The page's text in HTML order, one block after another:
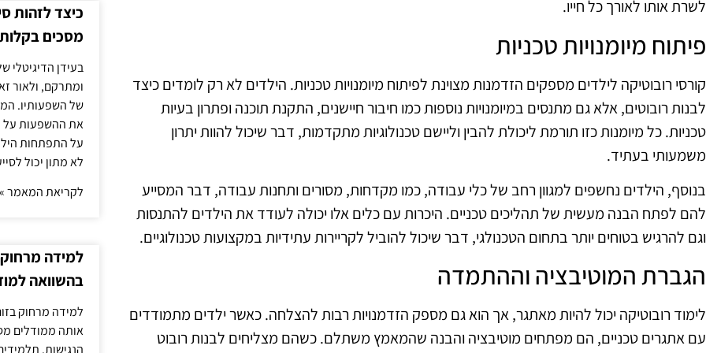
לשרת אותו לאורך כל חייו.
פיתוח מיומנויות טכניות
קורסי רובוטיקה לילדים מספקים הזדמנות מצוינת לפיתוח מיומנויות טכניות. הילדים לא רק לומדים כיצד
לבנות רובוטים, אלא גם מתנסים במיומנויות נוספות כמו חיבור חיישנים, התקנת תוכנה ופתרון בעיות
טכניות. כל מיומנות כזו תורמת ליכולת להבין וליישם טכנולוגיות מתקדמות, דבר שיכול להוות יתרון
משמעותי בעתיד.
בנוסף, הילדים נחשפים למגוון רחב של כלי עבודה, כמו מקדחות, מסורים ותחנות עבודה, דבר המסייע
להם לפתח הבנה מעשית של תהליכים טכניים. היכרות עם כלים אלו יכולה לעודד את הילדים להתנסות
וגם להרגיש בטוחים יותר בתחום הטכנולגי, דבר שיכול להוביל לקריירות עתידיות במקצועות טכנולוגיים.
הגברת המוטיבציה וההתמדה
לימוד רובוטיקה יכול להיות מאתגר, אך הוא גם מספק הזדמנויות רבות להצלחה. כאשר ילדים מתמודדים
עם אתגרים טכניים, הם מפתחים מוטיבציה והבנה שהמאמץ משתלם. כשהם מצליחים לבנות רובוט
כיצד לזהות
מסכים בקלות
בעידן הדיגיטלי
ומתרקם, ולאור
של השפעותיו.
את ההשפעות על
על התפתחות
לא מתון יכול
לקריאת המאמר »
למידה מרחוק
בהשוואה
למידה מרחוק
אותה ממודלים
הנגישות.